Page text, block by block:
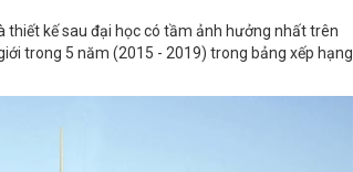
thiết kế sau đại học có tầm ảnh hưởng nhất trên
trong 5 năm (2015 - 2019) trong bảng xếp hạng